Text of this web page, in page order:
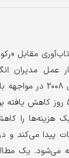
عمل مدیران
کوتاه» در آلمان است
هزینه‌ها را
پیدا می‌کند و
می‌شود. یک